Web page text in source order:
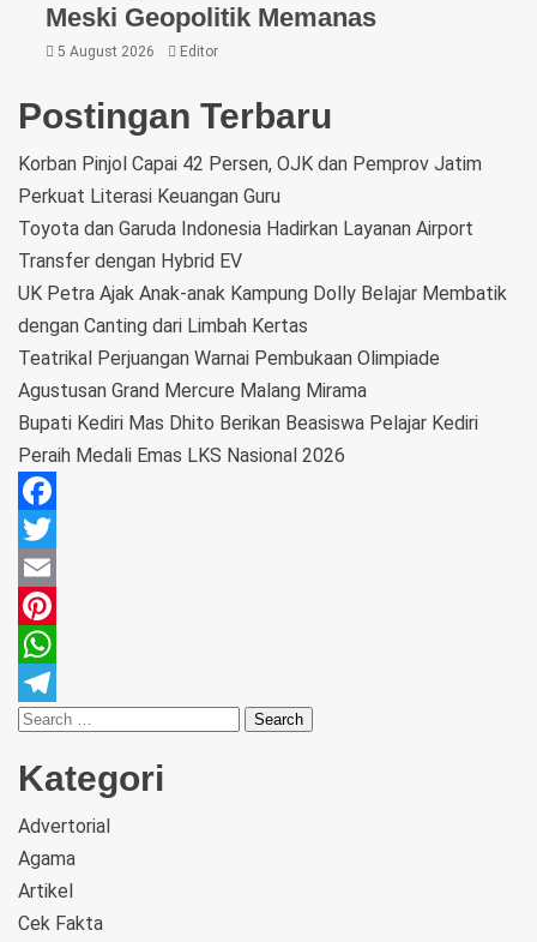
Meski Geopolitik Memanas
5 August 2026 Editor
Postingan Terbaru
Korban Pinjol Capai 42 Persen, OJK dan Pemprov Jatim
Perkuat Literasi Keuangan Guru
Toyota dan Garuda Indonesia Hadirkan Layanan Airport
Transfer dengan Hybrid EV
UK Petra Ajak Anak-anak Kampung Dolly Belajar Membatik
dengan Canting dari Limbah Kertas
Teatrikal Perjuangan Warnai Pembukaan Olimpiade
Agustusan Grand Mercure Malang Mirama
Bupati Kediri Mas Dhito Berikan Beasiswa Pelajar Kediri
Peraih Medali Emas LKS Nasional 2026
Facebook
Twitter
Email
Pinterest
WhatsApp
Telegram
Kategori
Advertorial
Agama
Artikel
Cek Fakta